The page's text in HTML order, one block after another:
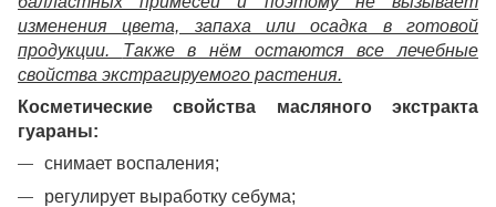
изменения цвета, запаха или осадка в готовой
продукции. Также в нём остаются все лечебные
свойства экстрагируемого растения.
Косметические свойства масляного экстракта
гуараны:
снимает воспаления;
регулирует выработку себума;